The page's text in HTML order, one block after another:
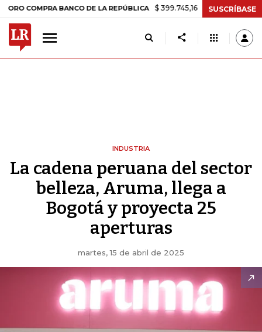
BANCO DE LA REPÚBLICA $ 399.745,16 +$ 2.295,71 +0,58%
SUSCRÍBASE
INDUSTRIA
La cadena peruana del sector
belleza, Aruma, llega a
Bogotá y proyecta 25
aperturas
martes, 15 de abril de 2025